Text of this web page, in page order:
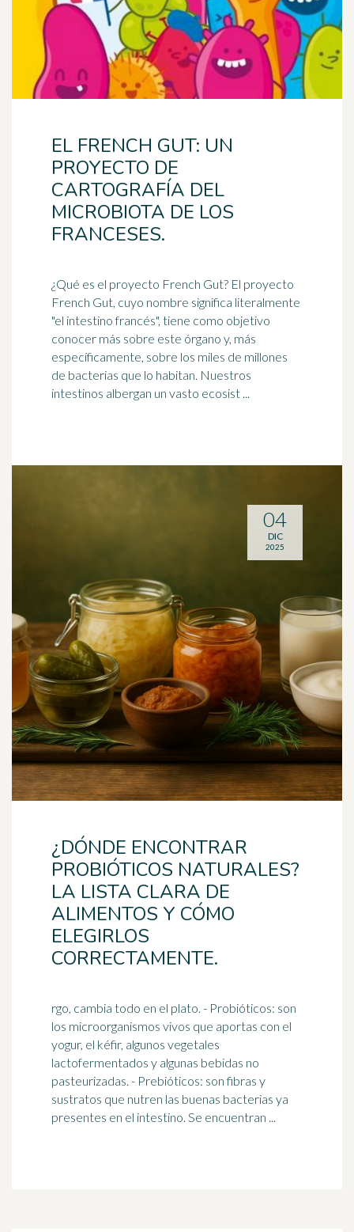
EL FRENCH GUT: UN
PROYECTO DE
CARTOGRAFÍA DEL
MICROBIOTA DE LOS
FRANCESES.
¿Qué es el proyecto French Gut? El proyecto
French Gut, cuyo nombre significa literalmente
"el intestinofrancés", tiene como objetivo
conocer más sobre este órgano y, más
específicamente, sobre los miles de millones
de bacterias que lo habitan. Nuestros
intestinos albergan un vasto ecosist ...
¿DÓNDE ENCONTRAR
PROBIÓTICOS NATURALES?
LA LISTA CLARA DE
ALIMENTOS Y CÓMO
ELEGIRLOS
CORRECTAMENTE.
rgo, cambia todo en el plato. - Probióticos: son
los microorganismos vivos que aportas con el
yogur, el kéfir, algunos vegetales
lactofermentados y algunas bebidas no
pasteurizadas. - Prebióticos: son fibras y
sustratos que nutren las buenas bacterias ya
presentes en el intestino . Se encuentran ...
04
DIC
2025